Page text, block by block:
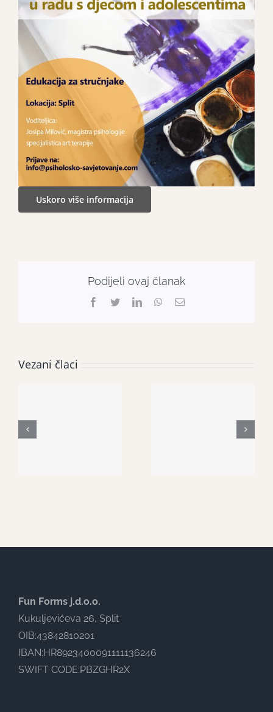
Uskoro više informacija
Podijeli ovaj članak
Facebook
TwitterLinkedInWhatsApp
Email:
Vezani člaci
Fun Forms j.d.o.o.
Kukuljevićeva 26, Split
OIB:43842810201
IBAN:HR8923400091111136246
SWIFT CODE:PBZGHR2X